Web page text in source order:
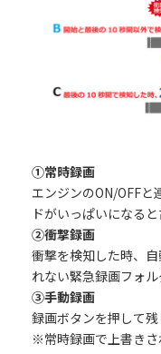
①常時録画
エンジンのON/OFFと
ドがいっぱいになる
②衝撃録画
衝撃を検知した時、
れない緊急録画フォ
③手動録画
録画ボタンを押して
※常時録画で上書き